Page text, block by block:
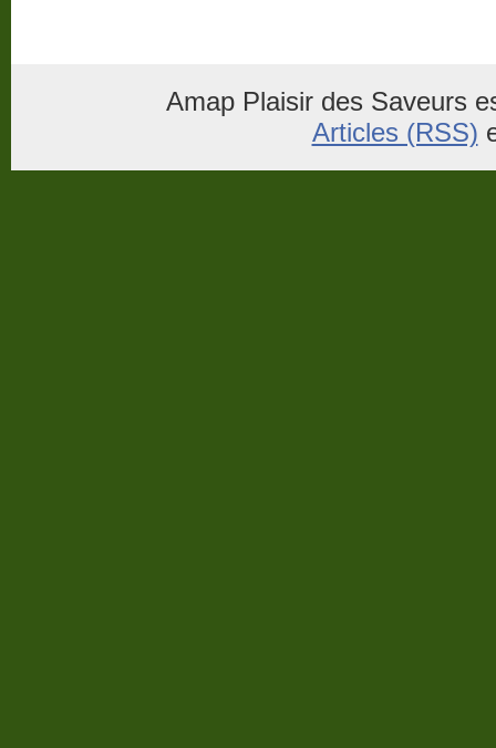
Amap Plaisir des Saveurs
Articles (RSS)